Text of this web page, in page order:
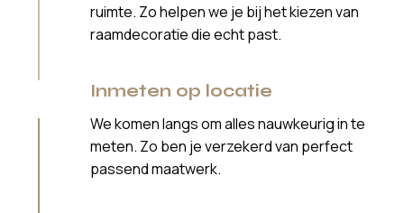
ruimte. Zo helpen we je bij het kiezen van
raamdecoratie die echt past.
Inmeten op locatie
We komen langs om alles nauwkeurig in te
meten. Zo ben je verzekerd van perfect
passend maatwerk.